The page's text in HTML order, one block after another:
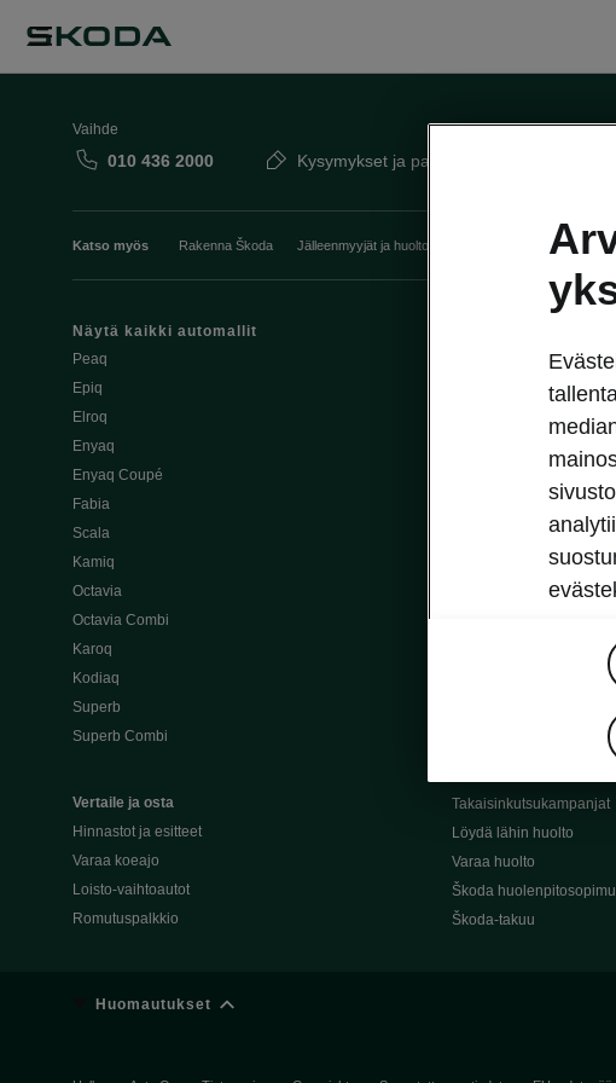
Vaihde
010 436 2000 Kysymykset ja palaute
Katso myös Rakenna Škoda Jälleenmyyjät ja huolto Heti vapaat Škoda-mallit
Näytä kaikki automallit
Peaq
Epiq
Elroq
Enyaq
Enyaq Coupé
Fabia
Scala
Kamiq
Octavia
Octavia Combi
Karoq
Kodiaq
Superb
Superb Combi
Vertaile ja osta
Hinnastot ja esitteet
Varaa koeajo
Loisto-vaihtoautot
Romutuspalkkio
Osta Škoda verkossa
Škoda Yksityisleasing
Škodan Vakuutus
Škoda 4×4 -mallit
Škoda-
Alkuperäiset Škoda-
Alkuperäiset Škoda-
Takaisinkutsukampanjat
Löydä lähin huolto
Varaa huolto
Škoda
Škoda-takuu
Huomautukset